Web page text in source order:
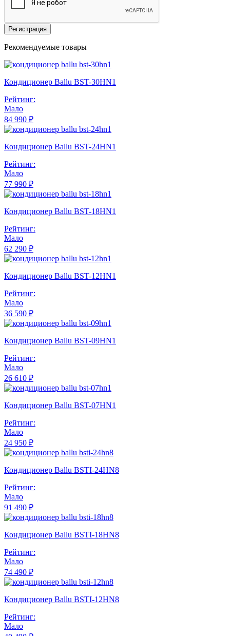
Регистрация
Рекомендуемые товары
Кондиционер Ballu BST-30HN1
Рейтинг:
Мало
84 990 ₽
Кондиционер Ballu BST-24HN1
Рейтинг:
Мало
77 990 ₽
Кондиционер Ballu BST-18HN1
Рейтинг:
Мало
62 290 ₽
Кондиционер Ballu BST-12HN1
Рейтинг:
Мало
36 590 ₽
Кондиционер Ballu BST-09HN1
Рейтинг:
Мало
26 610 ₽
Кондиционер Ballu BST-07HN1
Рейтинг:
Мало
24 950 ₽
Кондиционер Ballu BSTI-24HN8
Рейтинг:
Мало
91 490 ₽
Кондиционер Ballu BSTI-18HN8
Рейтинг:
Мало
74 490 ₽
Кондиционер Ballu BSTI-12HN8
Рейтинг:
Мало